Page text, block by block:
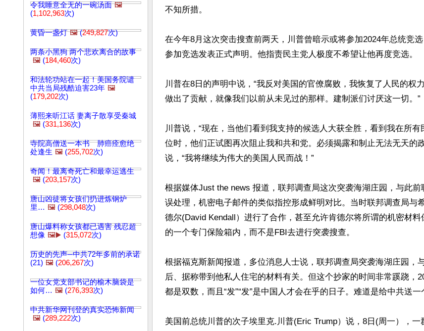
令我睡意全无的一碗汤面 🖼️
(1,102,963次)
黄昏一盏灯 🖼️(249,827次)
两条小黑狗 两个悲欢离合的故事
🖼️ (184,460次)
和法轮功站在一起！美国务院谴
中共当局残酷迫害23年 🖼️
(179,202次)
薄熙来听江话 妻离子散享受秦城
🖼️ (331,136次)
寺院高僧送一本书 肺癌痊愈绝
处逢生 🖼️ (255,702次)
奇闻！最离奇死亡和最幸运逃生
🖼️ (203,157次)
唐山凶徒将女孩们扔进炼钢炉
里… 🖼️ (298,048次)
唐山爆料称女孩都已遇害 残忍超
想像 🖼️▶️ (315,072次)
历史的先声─中共72年多前的承诺
(21) 🖼️ (206,267次)
一位女党支部书记的榆木脑袋是
如何… 🖼️ (276,393次)
中共新华网刊登的真实恐怖新闻
🖼️ (289,222次)
不知所措。
在今年8月这次突击搜查前两天，川普曾暗示或将参加2024年总统竞
参加竞选发表正式声明。他指责民主党人极度不希望让他再度竞选。
川普在8日的声明中说，“我反对美国的官僚腐败，我恢复了人民的权
做出了贡献，就像我们以前从未见过的那样。建制派们讨厌这一切。”
川普说，“现在，当他们看到我支持的候选人大获全胜，看到我在所
位时，他们正试图再次阻止我和共和党。必须揭露和制止无法无天的
说，“我将继续为伟大的美国人民而战！”
根据媒体Just the news 报道，联邦调查局这次突袭海湖庄园，与此
误处理，机密电子邮件的类似指控形成鲜明对比。当时联邦调查局与
德尔(David Kendall）进行了合作，甚至允许肯德尔将所谓的机密材
的一个专门保险箱内，而不是FBI去进行突袭搜查。
根据福克斯新闻报道，多位消息人士说，联邦调查局突袭海湖庄园，
后、据称带到他私人住宅的材料有关。但这个抄家的时间非常蹊跷，
都是双数，而且“发”“发”是中国人才会在乎的日子。难道是给中共送一
美国前总统川普的次子埃里克.川普(Eric Trump）说，8日(周一），一